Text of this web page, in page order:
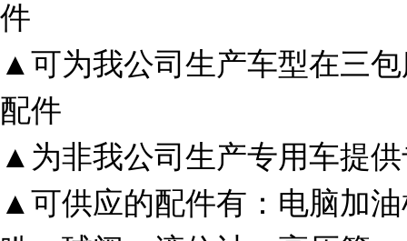
件
▲可为我公司生产车型在三
配件
▲为非我公司生产专用车提
▲可供应的配件有：电脑加